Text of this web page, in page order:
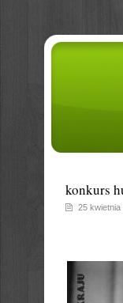
konkurs
25 kwietnia